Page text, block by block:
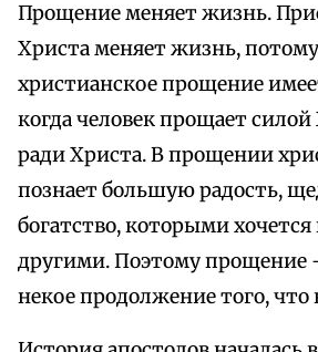
Прощение меняет жизнь.
Христа меняет жизнь,
христианское прощение
когда человек прощает
ради Христа. В прощении
познает большую радость,
богатство, которыми хочется
другими. Поэтому прощение
некое продолжение того, что